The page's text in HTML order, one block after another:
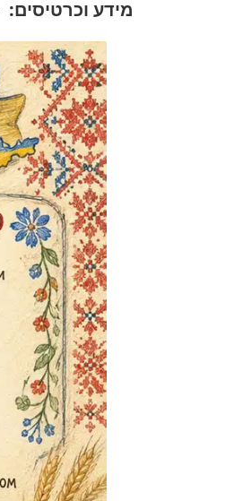
מידע וכרטיסים: